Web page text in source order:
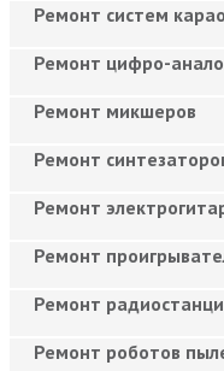
Ремонт систем
Ремонт цифро-
Ремонт микшеров
Ремонт
Ремонт
Ремонт
Ремонт
Ремонт роботов